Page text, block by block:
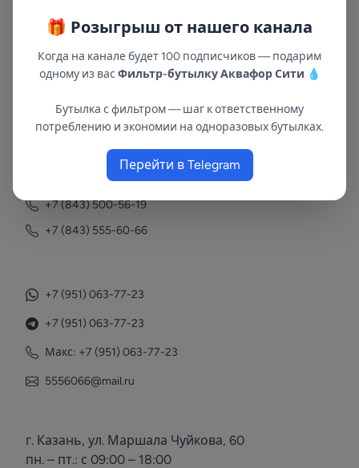
В республиках Татарстан и Марий Эл
+7 (843) 558-78-43
+7 (843) 500-56-19
+7 (843) 555-60-66
+7 (951) 063-77-23
+7 (951) 063-77-23
Макс: +7 (951) 063-77-23
5556066@mail.ru
г. Казань, ул. Маршала Чуйкова, 60
пн. – пт.: с 09:00 – 18:00
🎁 Розыгрыш от нашего канала
Когда на канале будет 100 подписчиков — подарим
одному из вас Фильтр-бутылку Аквафор Сити 💧
Бутылка с фильтром — шаг к ответственному
потреблению и экономии на одноразовых бутылках.
Перейти в Telegram